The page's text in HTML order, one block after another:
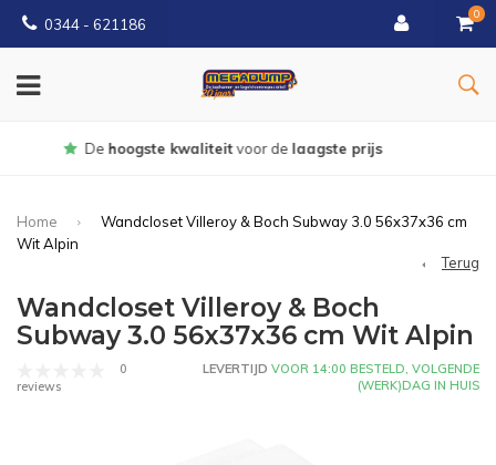
0344 - 621186
0
Gratisbezorgd vanaf € 150
Home
Wandcloset Villeroy & Boch Subway 3.0 56x37x36 cm
Wit Alpin
Terug
Wandcloset Villeroy & Boch
Subway 3.0 56x37x36 cm Wit Alpin
0
reviews
LEVERTIJD VOOR 14:00 BESTELD, VOLGENDE
(WERK)DAG IN HUIS